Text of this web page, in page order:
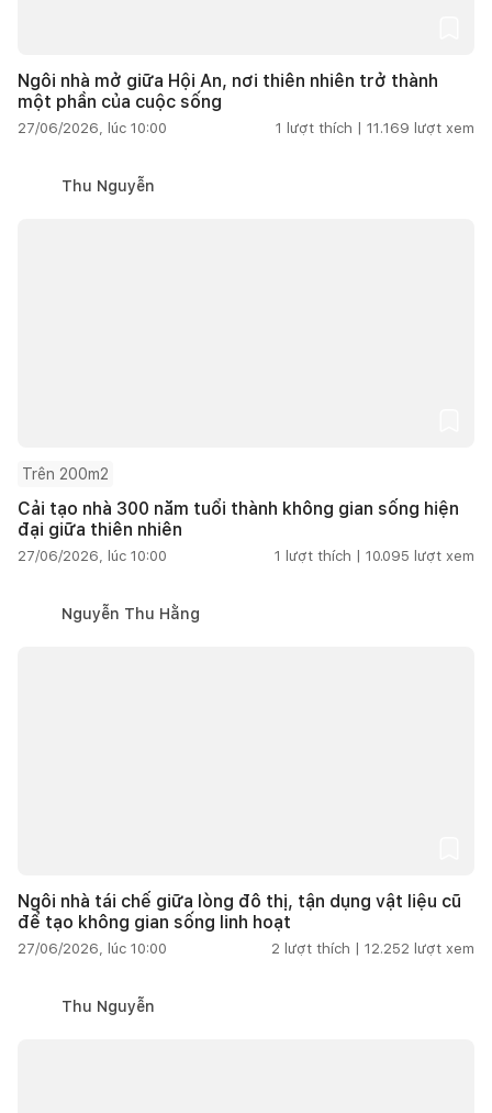
Ngôi nhà mở giữa Hội An, nơi thiên nhiên trở thành
một phần của cuộc sống
27/06/2026, lúc 10:00 1 lượt thích | 11.169 lượt xem
Thu Nguyễn
Trên 200m2
Cải tạo nhà 300 năm tuổi thành không gian sống hiện
đại giữa thiên nhiên
27/06/2026, lúc 10:00 1 lượt thích | 10.095 lượt xem
Nguyễn Thu Hằng
Ngôi nhà tái chế giữa lòng đô thị, tận dụng vật liệu cũ
để tạo không gian sống linh hoạt
27/06/2026, lúc 10:00 2 lượt thích | 12.252 lượt xem
Thu Nguyễn